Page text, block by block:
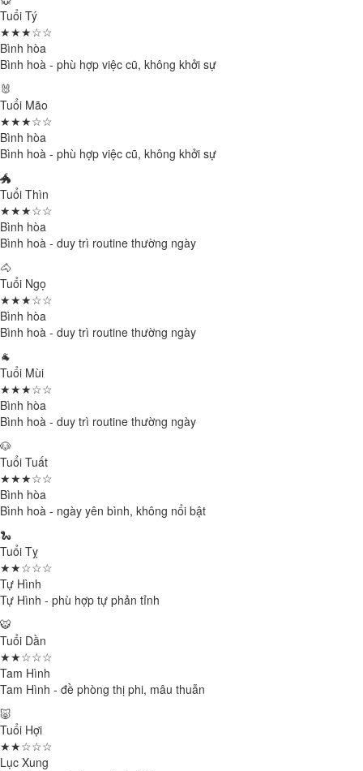
Tuổi Tý
★★★☆☆
Bình hòa
Bình hoà - phù hợp việc cũ, không khởi sự
🐰
Tuổi Mão
★★★☆☆
Bình hòa
Bình hoà - phù hợp việc cũ, không khởi sự
🐲
Tuổi Thìn
★★★☆☆
Bình hòa
Bình hoà - duy trì routine thường ngày
🐴
Tuổi Ngọ
★★★☆☆
Bình hòa
Bình hoà - duy trì routine thường ngày
🐐
Tuổi Mùi
★★★☆☆
Bình hòa
Bình hoà - duy trì routine thường ngày
🐶
Tuổi Tuất
★★★☆☆
Bình hòa
Bình hoà - ngày yên bình, không nổi bật
🐍
Tuổi Tỵ
★★☆☆☆
Tự Hình
Tự Hình - phù hợp tự phản tỉnh
🐯
Tuổi Dần
★★☆☆☆
Tam Hình
Tam Hình - đề phòng thị phi, mâu thuẫn
🐷
Tuổi Hợi
★★☆☆☆
Lục Xung